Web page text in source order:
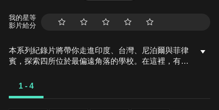
我的星等
影片給分
本系列紀錄片將帶你走進印度、台灣、尼泊爾與菲律
賓，探索四所位於最偏遠角落的學校。在這裡，有一
孩子們打造一個個獨一無二的學習殿堂。從有機農耕
1 - 4